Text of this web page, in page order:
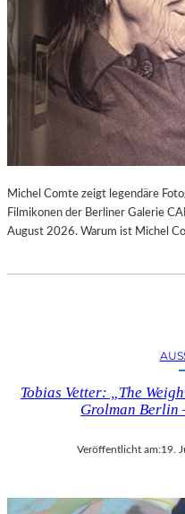
Michel Comte zeigt legendäre
Filmikonen der Berliner Galerie
August 2026. Warum ist Michel
Tobias Vetter: „The
Grolman Berlin
Veröffentlicht am:19.